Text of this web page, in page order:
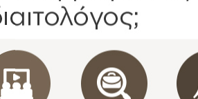
να παρουσιάσουν όλες τις
σύγχρονες.
επιχειρήσεις από όλη την
διήμερο συνέδριο ώστε να